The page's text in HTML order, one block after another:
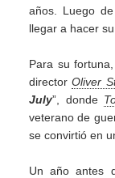
años. Luego
llegar a hacer
Para su
directorOliver
July”, donde
veterano de
se convirtió en
Un año antes